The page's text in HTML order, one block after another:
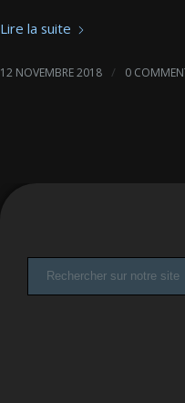
Lire la suite
12 NOVEMBRE 2018 / 0